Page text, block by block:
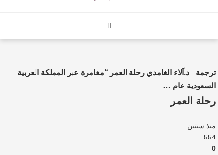
القيمة الأدبية بين استحقاق النص وسلطة الجائزة
​ اللون الأحمر وشاح سردية الأدب وسر رمزية
ترجمة_ د.آلاء الغامدي رحلة العمر “مغامرة عبر المملكة العربية
السعودية عام …
رحلة العمر
منذ سنتين
554
0